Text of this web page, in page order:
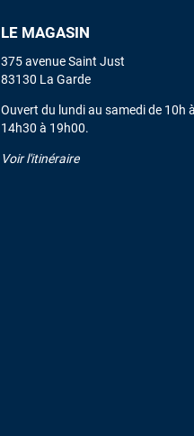
LE MAGASIN
375 avenue Saint Just
83130 La Garde
Ouvert du lundi au samedi de 10h
14h30 à 19h00.
Voir l'itinéraire